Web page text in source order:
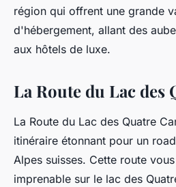
région qui offrent une grande
d'hébergement, allant des
aux hôtels de luxe.
La Route du Lac des
La Route du Lac des Quatre
itinéraire étonnant pour un
Alpes suisses. Cette route
imprenable sur le lac des